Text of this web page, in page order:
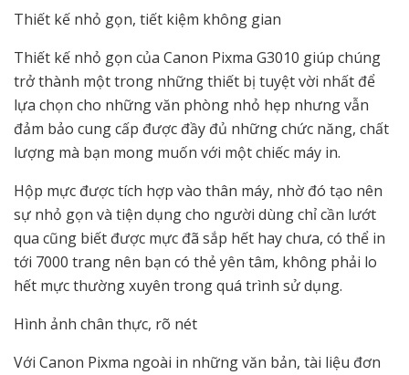
Thiết kế nhỏ gọn, tiết kiệm không gian
Thiết kế nhỏ gọn của Canon Pixma G3010 giúp chúng
trở thành một trong những thiết bị tuyệt vời nhất để
lựa chọn cho những văn phòng nhỏ hẹp nhưng vẫn
đảm bảo cung cấp được đầy đủ những chức năng, chất
lượng mà bạn mong muốn với một chiếc máy in.
Hộp mực được tích hợp vào thân máy, nhờ đó tạo nên
sự nhỏ gọn và tiện dụng cho người dùng chỉ cần lướt
qua cũng biết được mực đã sắp hết hay chưa, có thể in
tới 7000 trang nên bạn có thẻ yên tâm, không phải lo
hết mực thường xuyên trong quá trình sử dụng.
Hình ảnh chân thực, rõ nét
Với Canon Pixma ngoài in những văn bản, tài liệu đơn